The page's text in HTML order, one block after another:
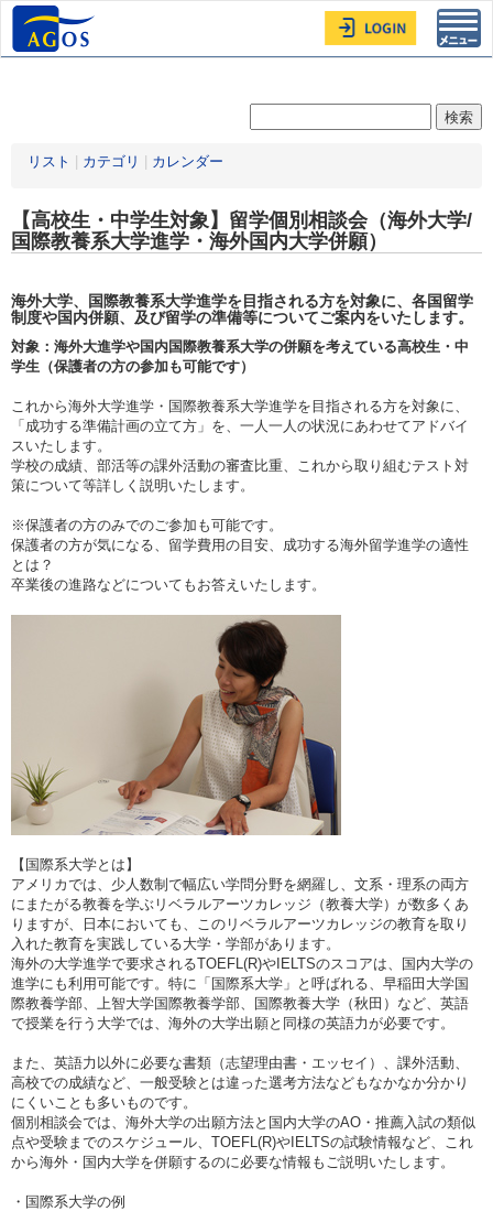
リスト カテゴリ カレンダー
【高校生・中学生対象】留学個別相談会（海外大学/
国際教養系大学進学・海外国内大学併願）
海外大学、国際教養系大学進学を目指される方を対象に、各国留学
制度や国内併願、及び留学の準備等についてご案内をいたします。
対象：海外大進学や国内国際教養系大学の併願を考えている高校生・中
学生（保護者の方の参加も可能です）
これから海外大学進学・国際教養系大学進学を目指される方を対象に、
「成功する準備計画の立て方」を、一人一人の状況にあわせてアドバイ
スいたします。
学校の成績、部活等の課外活動の審査比重、これから取り組むテスト対
策について等詳しく説明いたします。
※保護者の方のみでのご参加も可能です。
保護者の方が気になる、留学費用の目安、成功する海外留学進学の適性
とは？
卒業後の進路などについてもお答えいたします。
【国際系大学とは】
アメリカでは、少人数制で幅広い学問分野を網羅し、文系・理系の両方
にまたがる教養を学ぶリベラルアーツカレッジ（教養大学）が数多くあ
りますが、日本においても、このリベラルアーツカレッジの教育を取り
入れた教育を実践している大学・学部があります。
海外の大学進学で要求されるTOEFL(R)やIELTSのスコアは、国内大学の
進学にも利用可能です。特に「国際系大学」と呼ばれる、早稲田大学国
際教養学部、上智大学国際教養学部、国際教養大学（秋田）など、英語
で授業を行う大学では、海外の大学出願と同様の英語力が必要です。
また、英語力以外に必要な書類（志望理由書・エッセイ）、課外活動、
高校での成績など、一般受験とは違った選考方法などもなかなか分かり
にくいことも多いものです。
個別相談会では、海外大学の出願方法と国内大学のAO・推薦入試の類似
点や受験までのスケジュール、TOEFL(R)やIELTSの試験情報など、これ
から海外・国内大学を併願するのに必要な情報もご説明いたします。
・国際系大学の例